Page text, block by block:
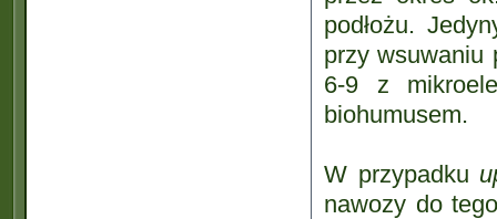
podłożu.
przy wsuwaniu
6-9 z
biohumusem.
W przypadku
nawozy do